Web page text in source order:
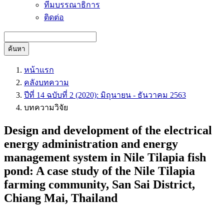
ทีมบรรณาธิการ
ติดต่อ
ค้นหา
หน้าแรก
คลังบทความ
ปีที่ 14 ฉบับที่ 2 (2020): มิถุนายน - ธันวาคม 2563
บทความวิจัย
Design and development of the electrical
energy administration and energy
management system in Nile Tilapia fish
pond: A case study of the Nile Tilapia
farming community, San Sai District,
Chiang Mai, Thailand